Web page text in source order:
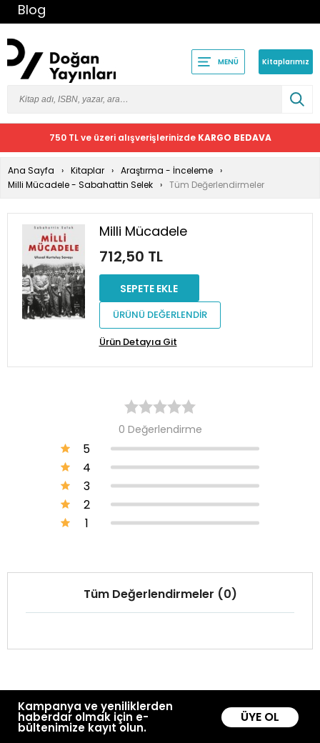
Blog
MENÜ Kitaplarımız
750 TL ve üzeri alışverişlerinizde KARGO BEDAVA
Ana Sayfa Kitaplar
Araştırma - İnceleme
Milli Mücadele - Sabahattin Selek
Tüm Değerlendirmeler
Milli Mücadele
712,50 TL
SEPETE EKLE
ÜRÜNÜ DEĞERLENDİR
Ürün Detayıa Git
0 Değerlendirme
5
4
3
2
1
Tüm Değerlendirmeler (0)
Kampanya ve yeniliklerden
haberdar olmak için e-
bültenimize kayıt olun.
ÜYE OL